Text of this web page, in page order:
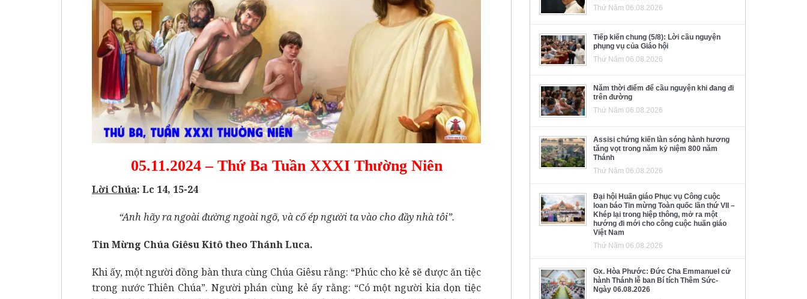
05.11.2024 – Thứ Ba Tuần XXXI Thường Niên
Lời Chúa: Lc 14, 15-24
“Anh hãy ra ngoài đường ngoài ngõ, và cố ép người ta vào cho đầy nhà tôi”.
Tin Mừng Chúa Giêsu Kitô theo Thánh Luca.
Khi ấy, một người đồng bàn thưa cùng Chúa Giêsu rằng: “Phúc cho kẻ sẽ được ăn tiệc
trong nước Thiên Chúa”. Người phán cùng kẻ ấy rằng: “Có một người kia dọn tiệc
Thứ Năm 06.08.2026
Tiếp kiến chung (5/8): Lời cầu nguyện
phụng vụ của Giáo hội
Thứ Năm 06.08.2026
Năm thời điểm để cầu nguyện khi đang đi
trên đường
Thứ Năm 06.08.2026
Assisi chứng kiến làn sóng hành hương
tăng vọt trong năm kỷ niệm 800 năm
Thánh
Thứ Năm 06.08.2026
Đại hội Huấn giáo Phục vụ Công cuộc
loan báo Tin mừng Toàn quốc lần thứ VII –
Khép lại trong hiệp thông, mở ra một
hướng đi mới cho công cuộc huấn giáo
Việt Nam
Thứ Năm 06.08.2026
Gx. Hòa Phước: Đức Cha Emmanuel cử
hành Thánh lễ ban Bí tích Thêm Sức-
Ngày 06.08.2026